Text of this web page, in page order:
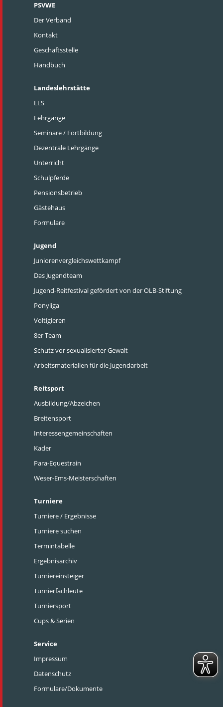
PSVWE
Der Verband
Kontakt
Geschäftsstelle
Handbuch
Landeslehrstätte
LLS
Lehrgänge
Seminare / Fortbildung
Dezentrale Lehrgänge
Unterricht
Schulpferde
Pensionsbetrieb
Gästehaus
Formulare
Jugend
Juniorenvergleichswettkampf
Das Jugendteam
Jugend-Reitfestival gefördert von der OLB-Stiftung
Ponyliga
Voltigieren
8er Team
Schutz vor sexualisierter Gewalt
Arbeitsmaterialien für die Jugendarbeit
Reitsport
Ausbildung/Abzeichen
Breitensport
Interessengemeinschaften
Kader
Para-Equestrain
Weser-Ems-Meisterschaften
Turniere
Turniere / Ergebnisse
Turniere suchen
Termintabelle
Ergebnisarchiv
Turniereinsteiger
Turnierfachleute
Turniersport
Cups & Serien
Service
Impressum
Datenschutz
Formulare/Dokumente